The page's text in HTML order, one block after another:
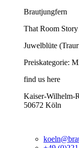
Brautjungfern
That Room
Juwelblüte
Preiskategorie:
find us here
Kaiser-Wilhelm-
50672 Köln